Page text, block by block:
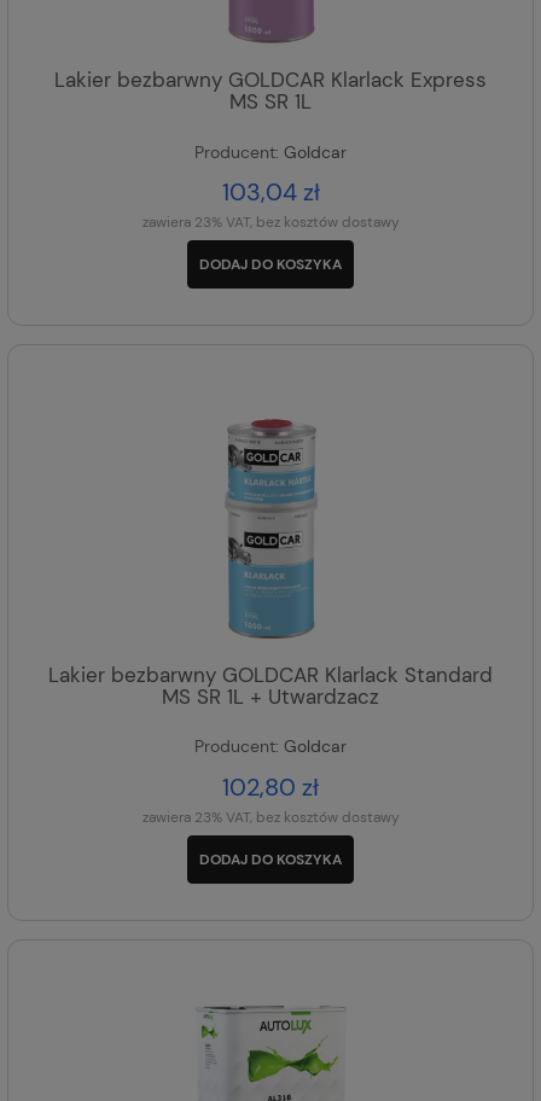
Lakier bezbarwny GOLDCAR Klarlack Express
MS SR 1L
Producent: Goldcar
103,04 zł
zawiera 23% VAT, bez kosztów dostawy
DODAJ DO KOSZYKA
Lakier bezbarwny GOLDCAR Klarlack Standard
MS SR 1L + Utwardzacz
Producent: Goldcar
102,80 zł
zawiera 23% VAT, bez kosztów dostawy
DODAJ DO KOSZYKA